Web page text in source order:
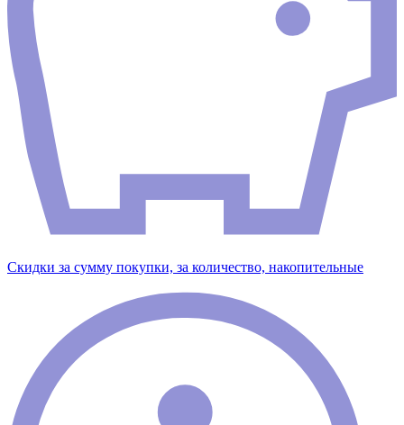
Скидки за сумму покупки, за количество, накопительные